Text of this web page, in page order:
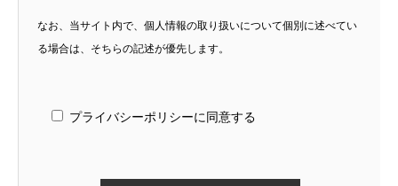
なお、当サイト内で、個人情報の取り扱いについて個別に述べてい
る場合は、そちらの記述が優先します。
プライバシーポリシーに同意する